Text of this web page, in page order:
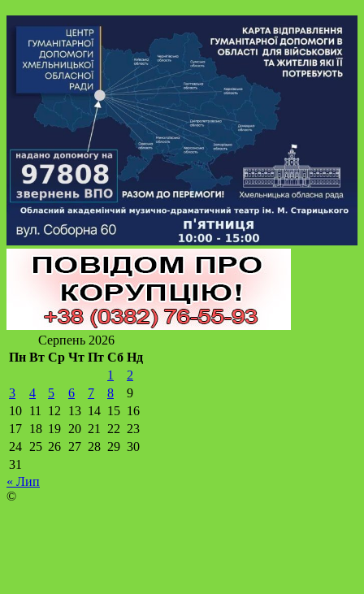
Серпень 2026
Пн Вт Ср Чт Пт Сб Нд
1
2
3
4 5 6 7 8
9
10 11 12 13 14 15 16
17 18 19 20 21 22 23
24 25 26 27 28 29 30
31
« Лип
©